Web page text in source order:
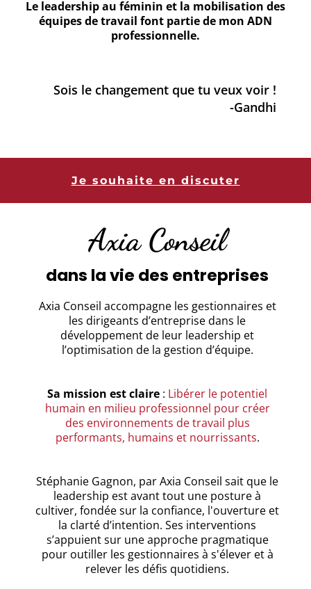
Le leadership au féminin et la mobilisation des
équipes de travail font partie de mon ADN
professionnelle.
Sois le changement que tu veux voir !
-Gandhi
Je souhaite en discuter
Axia Conseil
dans la vie des entreprises
Axia Conseil accompagne les gestionnaires et
les dirigeants d’entreprise dans le
développement de leur leadership et
l’optimisation de la gestion d’équipe.
Sa mission est claire : Libérer le potentiel
humain en milieu professionnel pour créer
des environnements de travail plus
performants, humains et nourrissants.
Stéphanie Gagnon, par Axia Conseil sait que le
leadership est avant tout une posture à
cultiver, fondée sur la confiance, l'ouverture et
la clarté d’intention. Ses interventions
s’appuient sur une approche pragmatique
pour outiller les gestionnaires à s'élever et à
relever les défis quotidiens.